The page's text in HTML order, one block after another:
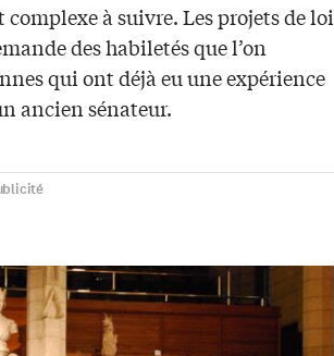
à suivre. Les projets de loi
des habiletés que l’on
qui ont déjà eu une expérience
ancien sénateur.